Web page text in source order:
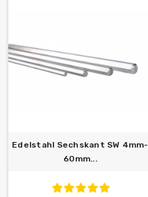
Edelstahl Sechskant SW 4mm-
60mm...